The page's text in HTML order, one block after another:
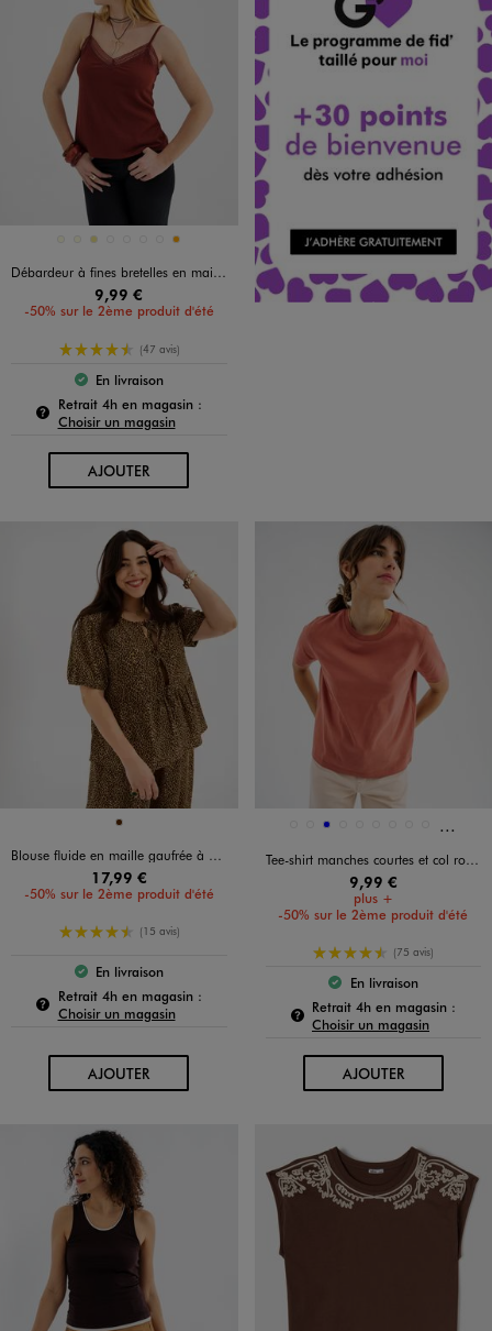
Disponible en 8 coloris
ECRUKAKI MARRON STANDARD
NOIR STANDARD
ORANGE
Débardeur à fines bretelles en maille texturée et broderies femme
9,99 €
-50% sur le 2ème produit d'été
4.5/5 de moyenne
(47 avis)
Le produit est disponible :
En livraison
Retrait 4h en magasin :Pour connaître la disponibilité de ce produit :
Choisir un magasin
AJOUTERAU PANIER
Disponible en 1 coloris
MARRON
Blouse fluide en maille gaufrée à motif léopard femme grande taille
17,99 €
-50% sur le 2ème produit d'été
4.5/5 de moyenne
(15 avis)
Le produit est disponible :
En livraison
Retrait 4h en magasin :Pour connaître la disponibilité de ce produit :
Choisir un magasin
AJOUTERAU PANIER
Disponible en 11 coloris
BLANC STANDARD
BLEU
Tee-shirt manches courtes et col rond uni en coton résistant femme
9,99 €
plus +
-50% sur le 2ème produit d'été
4.5/5 de moyenne
(75 avis)
Le produit est
En livraison
Retrait 4h en magasin :
Choisir un magasin
AJOUTERAU PANIER